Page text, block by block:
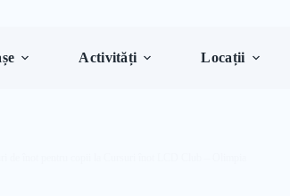
Activități Locații